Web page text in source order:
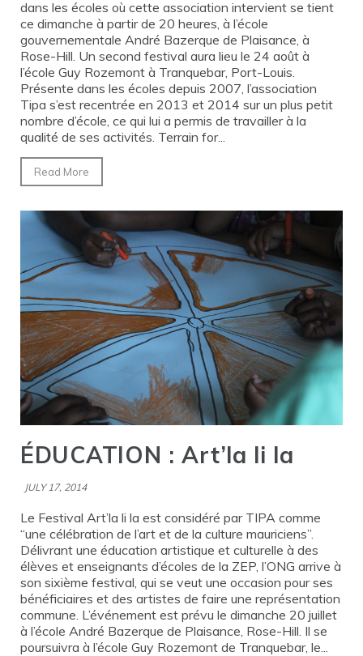
dans les écoles où cette association intervient se tient
ce dimanche à partir de 20 heures, à l’école
gouvernementale André Bazerque de Plaisance, à
Rose-Hill. Un second festival aura lieu le 24 août à
l’école Guy Rozemont à Tranquebar, Port-Louis.
Présente dans les écoles depuis 2007, l’association
Tipa s’est recentrée en 2013 et 2014 sur un plus petit
nombre d’école, ce qui lui a permis de travailler à la
qualité de ses activités. Terrain for...
Read More
ÉDUCATION : Art’la li la
JULY 17, 2014
Le Festival Art’la li la est considéré par TIPA comme
“une célébration de l’art et de la culture mauriciens”.
Délivrant une éducation artistique et culturelle à des
élèves et enseignants d’écoles de la ZEP, l’ONG arrive à
son sixième festival, qui se veut une occasion pour ses
bénéficiaires et des artistes de faire une représentation
commune. L’événement est prévu le dimanche 20 juillet
à l’école André Bazerque de Plaisance, Rose-Hill. Il se
poursuivra à l’école Guy Rozemont de Tranquebar, le...